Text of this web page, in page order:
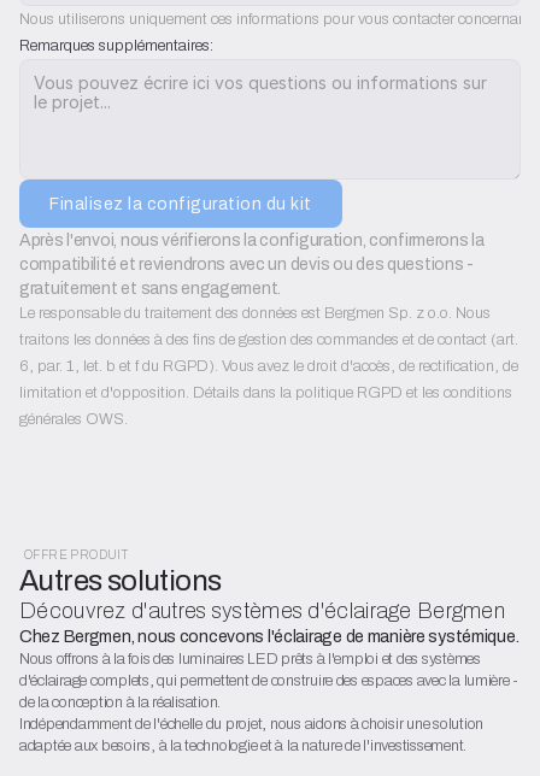
Nous utiliserons uniquement ces informations pour vous contacter
Remarques supplémentaires:
Finalisez la configuration du kit
Après l'envoi, nous vérifierons la configuration, confirmerons la
compatibilité et reviendrons avec un devis ou des questions -
gratuitement et sans engagement.
Le responsable du traitement des données est Bergmen Sp. z o.o. Nous
traitons les données à des fins de gestion des commandes et de contact (art.
6, par. 1, let. b et f du RGPD). Vous avez le droit d'accès, de rectification, de
limitation et d'opposition. Détails dans la politique RGPD et les conditions
générales OWS.
OFFRE PRODUIT
Autres solutions
Découvrez d'autres systèmes d'éclairage Bergmen
Chez Bergmen, nous concevons l'éclairage de manière systémique.
Nous offrons à la fois des luminaires LED prêts à l'emploi et des systèmes
d'éclairage complets, qui permettent de construire des espaces avec la lumière -
de la conception à la réalisation.
Indépendamment de l'échelle du projet, nous aidons à choisir une solution
adaptée aux besoins, à la technologie et à la nature de l'investissement.